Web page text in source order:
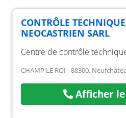
CONTRÔLE
NEOCASTRIEN SARL
Centre de contrôle
CHAMP LE ROI - 88300,
Afficher